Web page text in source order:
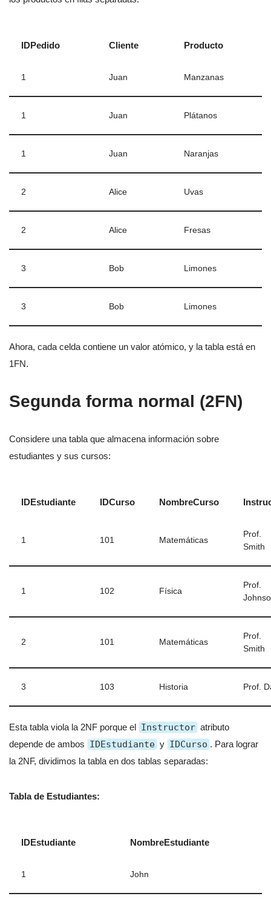
IDPedido Cliente Producto
1 Juan Manzanas
1 Juan Plátanos
1 Juan Naranjas
2 Alice Uvas
2 Alice Fresas
3 Bob Limones
3 Bob Limones
Ahora, cada celda contiene un valor atómico, y la tabla está en
1FN.
Segunda forma normal (2FN)
Considere una tabla que almacena información sobre
estudiantes y sus cursos:
IDEstudiante IDCurso NombreCurso
1 101 Matemáticas
Prof.
Smith
1 102 Física
Prof.
2 101 Matemáticas
Prof.
Smith
3 103 Historia Prof.
Esta tabla viola la 2NF porque el Instructor atributo
depende de ambos IDEstudiante y IDCurso . Para lograr
la 2NF, dividimos la tabla en dos tablas separadas:
Tabla de Estudiantes:
IDEstudiante NombreEstudiante
1 John